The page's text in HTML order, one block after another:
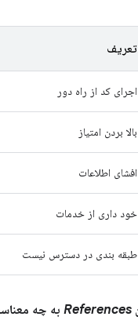
تعریف
اجرای کد از راه دور
بالا بردن امتیاز
افشای اطلاعات
خود داری از خدمات
طبقه بندی در دسترس نیست
References به چه